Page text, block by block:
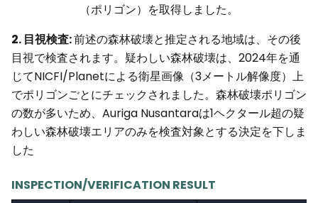
（ポリゴン）を取得しました。
2. 目視検査:前述の森林破壊と推定される地域は、その後
目視で検査されます。疑わしい森林破壊は、2024年を通
じてNICFI/Planetによる衛星画像（3メートル解像度）上
でポリゴンごとにチェックされました。森林破壊ポリゴン
の数が多いため、Auriga Nusantaraは1ヘクタール超の疑
わしい森林破壊エリアのみを検査対象とする決定を下しま
した
INSPECTION/VERIFICATION RESULT